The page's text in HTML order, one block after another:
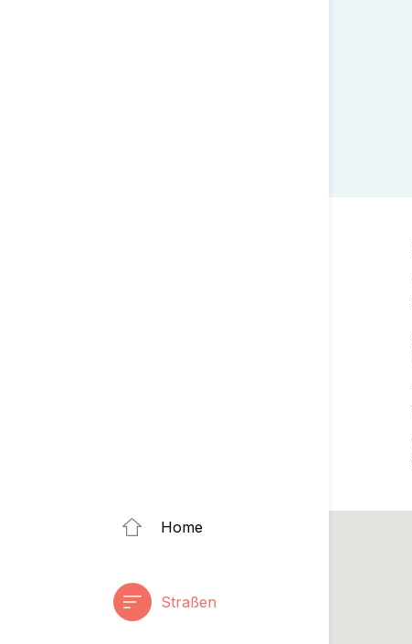
Home
Straßen